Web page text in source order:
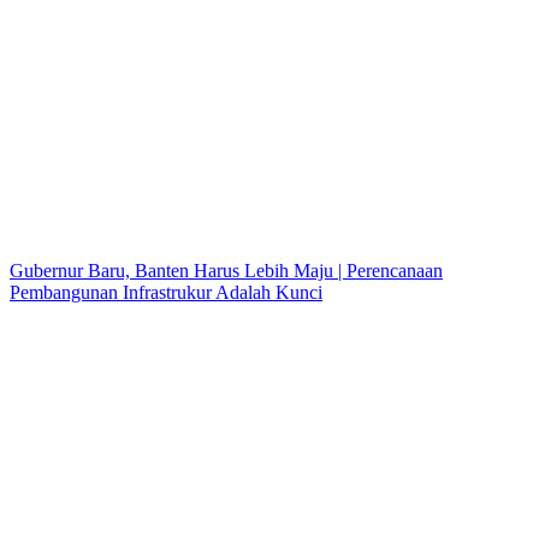
Gubernur Baru, Banten Harus Lebih Maju | Perencanaan
Pembangunan Infrastrukur Adalah Kunci